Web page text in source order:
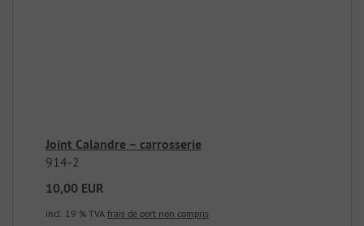
Joint Calandre – carrosserie
914-2
10,00 EUR
incl. 19 % TVA frais de port non compris